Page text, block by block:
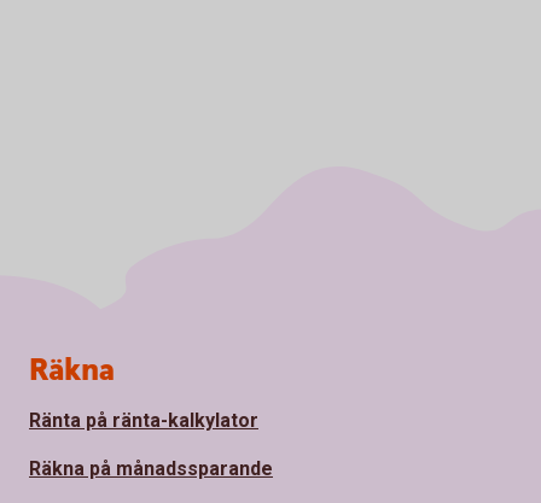
Sidfot
Räkna
Ränta på ränta-kalkylator
Räkna på månadssparande